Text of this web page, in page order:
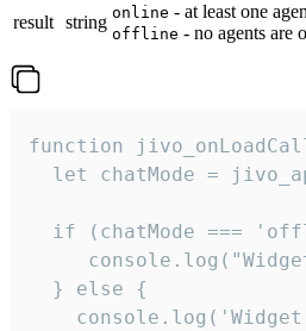
result string online - at least one
offline - no agents are
function
let chatMode =
if (chatMode ===
  } else {